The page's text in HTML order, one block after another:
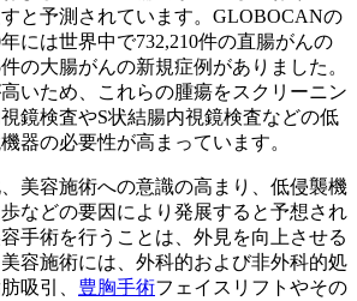
と予測されています。GLOBOCANの
には世界中で732,210件の直腸がんの
の大腸がんの新規症例がありました。
いため、これらの腫瘍をスクリーニン
鏡検査やS状結腸内視鏡検査などの低
器の必要性が高まっています。
美容施術への意識の高まり、低侵襲機
などの要因により発展すると予想され
手術を行うことは、外見を向上させる
容施術には、外科的および非外科的処
吸引、 豊胸手術フェイスリフトやその